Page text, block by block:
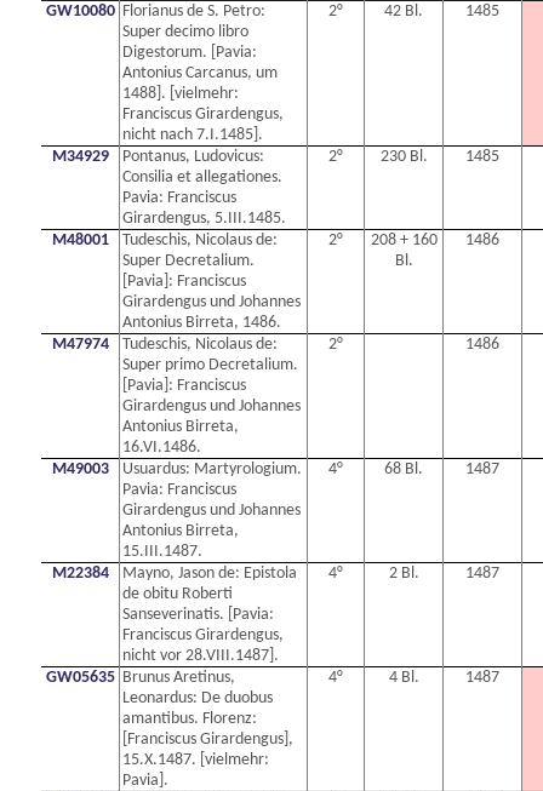
GW10080 Florianus de S. Petro:
Super decimo libro
Digestorum. [Pavia:
Antonius Carcanus, um
1488]. [vielmehr:
Franciscus Girardengus,
nicht nach 7.I.1485].
2° 42 Bl. 1485
M34929
Pontanus, Ludovicus:
Consilia et allegationes.
Pavia: Franciscus
Girardengus, 5.III.1485.
2° 230 Bl. 1485
M48001
Tudeschis, Nicolaus de:
Super Decretalium.
[Pavia]: Franciscus
Girardengus und Johannes
Antonius Birreta, 1486.
2°
208 + 160
Bl.
1486
M47974
Tudeschis, Nicolaus de:
Super primo Decretalium.
[Pavia]: Franciscus
Girardengus und Johannes
Antonius Birreta,
16.VI.1486.
2° 1486
M49003
Usuardus: Martyrologium.
Pavia: Franciscus
Girardengus und Johannes
Antonius Birreta,
15.III.1487.
4° 68 Bl. 1487
M22384
Mayno, Jason de: Epistola
de obitu Roberti
Sanseverinatis. [Pavia:
Franciscus Girardengus,
nicht vor 28.VIII.1487].
4° 2 Bl. 1487
GW05635 Brunus Aretinus,
Leonardus: De duobus
amantibus. Florenz:
[Franciscus Girardengus],
15.X.1487. [vielmehr:
Pavia].
4° 4 Bl. 1487